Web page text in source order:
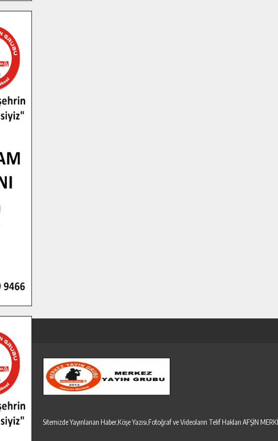
Sitemizde Yayınlanan Haber,Köşe Yazısı,Fotoğraf ve Videoların Telif Hakları AFŞİN